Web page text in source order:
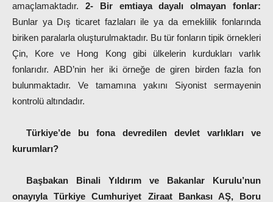
amaçlamaktadır. 2- Bir emtiaya dayalı olmayan fonlar:
Bunlar ya Dış ticaret fazlaları ile ya da emeklilik fonlarında
biriken paralarla oluşturulmaktadır. Bu tür fonların tipik örnekleri
Çin, Kore ve Hong Kong gibi ülkelerin kurdukları varlık
fonlarıdır. ABD’nin her iki örneğe de giren birden fazla fon
bulunmaktadır. Ve tamamına yakını Siyonist sermayenin
kontrolü altındadır.
Türkiye’de bu fona devredilen devlet varlıkları ve
kurumları?
Başbakan Binali Yıldırım ve Bakanlar Kurulu’nun
onayıyla Türkiye Cumhuriyet Ziraat Bankası AŞ, Boru